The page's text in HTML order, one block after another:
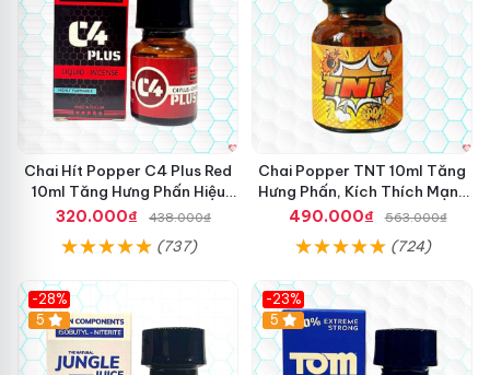
Chai Hít Popper C4 Plus Red
10ml Tăng Hưng Phấn Hiệu
Quả
320.000₫ 438.000₫
(737)
Chai Popper TNT 10ml Tăng
Hưng Phấn, Kích Thích Mạnh
Mẽ
490.000₫ 563.000₫
(724)
-28%
5
-23%
5